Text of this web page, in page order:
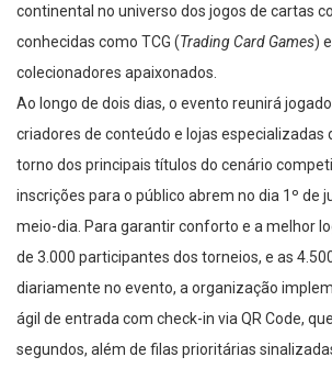
continental no universo dos jogos de cartas
conhecidas como TCG (Trading Card Games)
colecionadores apaixonados.
Ao longo de dois dias, o evento reunirá
criadores de conteúdo e lojas especializadas
torno dos principais títulos do cenário
inscrições para o público abrem no dia 1º de
meio-dia. Para garantir conforto e a melhor
de 3.000 participantes dos torneios, e as
diariamente no evento, a organização
ágil de entrada com check-in via QR Code,
segundos, além de filas prioritárias